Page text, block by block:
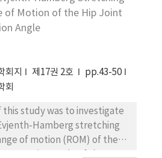
직훈련이 시각되먹임을 제공한 자
증후군 환자의 기능회복 및 일상
효과적인 것으로 나타났다. 향후
포함시키고 오랜 기간 동안 적용
의 평가는 Box and Block
Motor Activity
하여 시행되 었다. 결과 : 강제유
서 적용되었을 때 대상자 1, 2, 3
27%(21.5점에서 27.3점으 로),
점으로), 7.6%(46점에서 49.5점
며, 지상에서 적용되었을 때 각각
점으로), 6%(33점에서 35점으
46점으로)로 증가되거나 유지되
3의 PMAL 점수는 수중에서 적용
점에서 1.1점으로), 31%
of Motion of the Hip Joint
Angle
회지 제17권 2호
pp.43-50
회
this study was to investigate
Hamberg stretching
of motion (ROM) of the